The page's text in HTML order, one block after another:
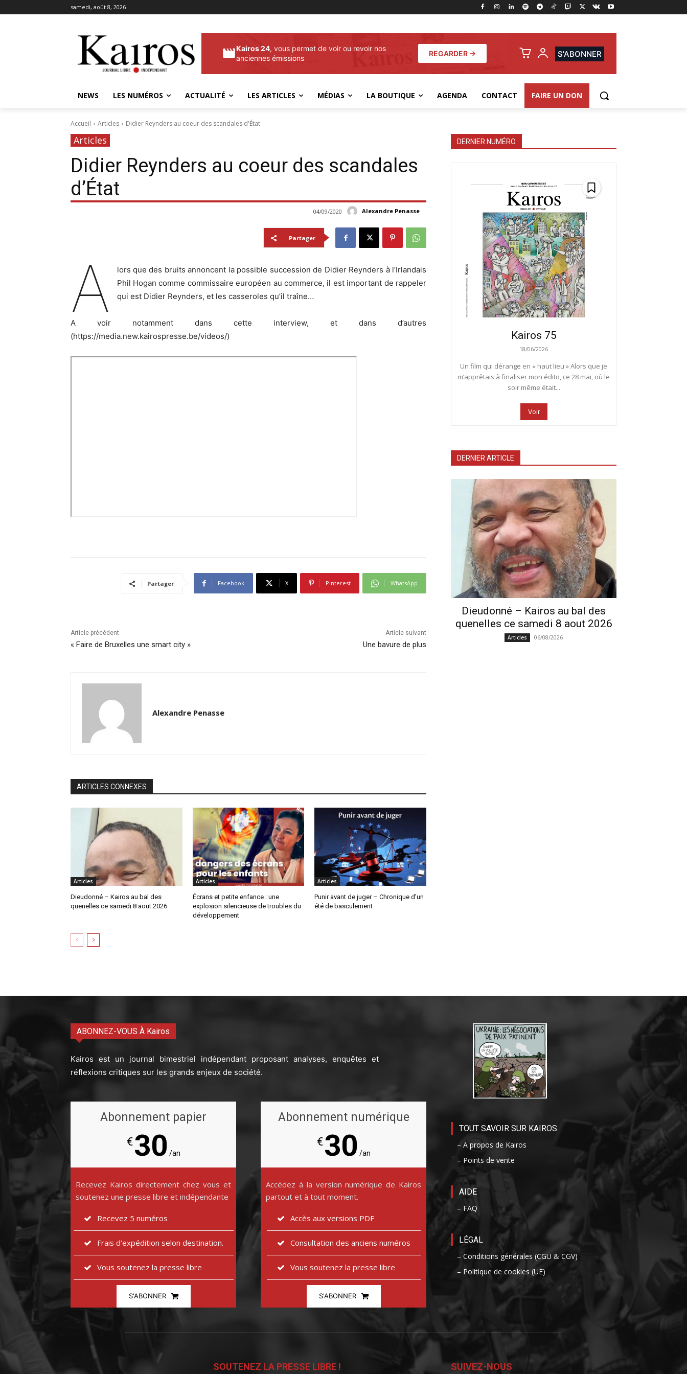
samedi, août 8, 2026
Kairos 24, vous permet de voir ou revoir nos
anciennes émissions
REGARDER → S'ABONNER
NEWS LES NUMÉROS ACTUALITÉ LES ARTICLES MÉDIAS LA BOUTIQUE AGENDA CONTACT FAIRE UN DON
Accueil Articles Didier Reynders au coeur des scandales d'État
Articles
Didier Reynders au coeur des scandales
d’État
Alexandre Penasse
04/09/2020
Partager
A
lors que des bruits annoncent la possible succession de Didier Reynders à l’Irlandais
Phil Hogan comme commissaire européen au commerce, il est important de rappeler
qui est Didier Reynders, et les casseroles qu’il traîne…
A voir notamment dans cette interview, et dans d’autres
(https://media.new.kairospresse.be/videos/)
Partager Facebook X Pinterest WhatsApp
Article précédent
« Faire de Bruxelles une smart city »
Article suivant
Une bavure de plus
Alexandre Penasse
ARTICLES CONNEXES
Articles
Dieudonné – Kairos au bal des
quenelles ce samedi 8 aout 2026
Articles
Écrans et petite enfance : une
explosion silencieuse de troubles du
développement
Articles
Punir avant de juger – Chronique d’un
été de basculement
DERNIER NUMÉRO
Kairos 75
18/06/2026
Un film qui dérange en « haut lieu » Alors que je
m’apprêtais à finaliser mon édito, ce 28 mai, où le
soir même était...
Voir
DERNIER ARTICLE
Dieudonné – Kairos au bal des
quenelles ce samedi 8 aout 2026
Articles 06/08/2026
ABONNEZ-VOUS À Kairos
Kairos est un journal bimestriel indépendant proposant analyses, enquêtes et
réflexions critiques sur les grands enjeux de société.
Abonnement papier
€30 /an
Recevez Kairos directement chez vous et
soutenez une presse libre et indépendante
Recevez 5 numéros
Frais d’expédition selon destination.
Vous soutenez la presse libre
S'ABONNER
Abonnement numérique
€30 /an
Accédez à la version numérique de Kairos
partout et à tout moment.
Accès aux versions PDF
Consultation des anciens numéros
Vous soutenez la presse libre
S'ABONNER
TOUT SAVOIR SUR KAIROS
– A propos de Kairos
– Points de vente
AIDE
– FAQ
LÉGAL
– Conditions générales (CGU & CGV)
– Politique de cookies (UE)
SOUTENEZ LA PRESSE LIBRE ! SUIVEZ-NOUS